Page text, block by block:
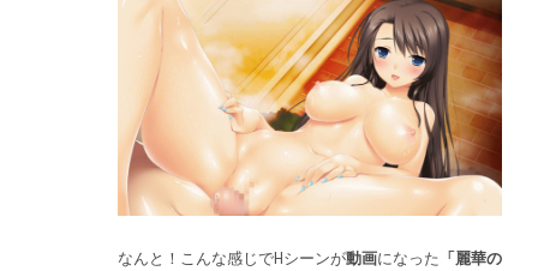
なんと！こんな感じでHシーンが動画になった 「麗華の